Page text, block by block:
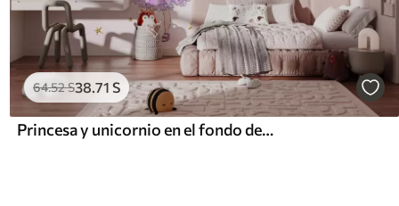
64.52S38.71 S
Princesa y unicornio en el fondo del castillo con un arco iris